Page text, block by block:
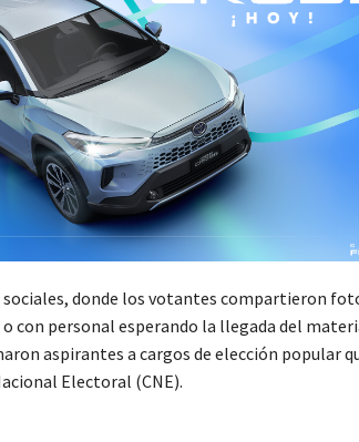
sociales, donde los votantes compartieron
con personal esperando la llegada del
aspirantes a cargos de elección popular
Electoral (CNE).